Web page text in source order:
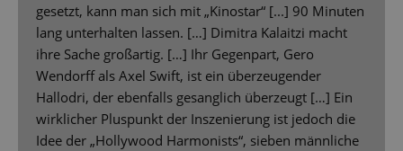
gesetzt, kann man sich mit „Kinostar“ [...] 90 Minuten
lang unterhalten lassen. […] Dimitra Kalaitzi macht
ihre Sache großartig. […] Ihr Gegenpart, Gero
Wendorff als Axel Swift, ist ein überzeugender
Hallodri, der ebenfalls gesanglich überzeugt […] Ein
wirklicher Pluspunkt der Inszenierung ist jedoch die
Idee der „Hollywood Harmonists“, sieben männliche